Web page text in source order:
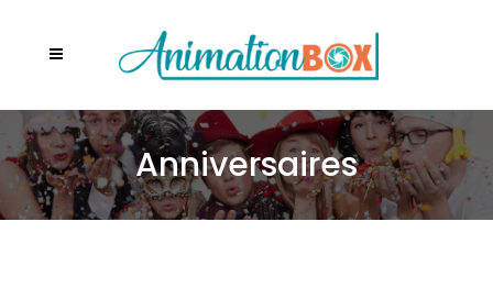
Anniversaires